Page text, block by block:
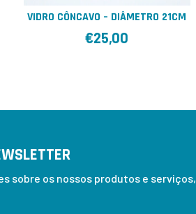
VIDRO CÔNCAVO – DIÂMETRO 21CM
€25,00
sobre os nossos produtos e serviços,